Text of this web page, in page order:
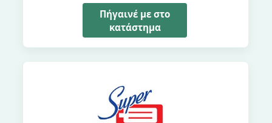
Πήγαινέ με στο
κατάστημα